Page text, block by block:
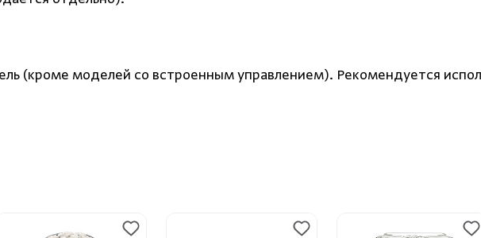
(кроме моделей со встроенным управлением). Рекомендуется